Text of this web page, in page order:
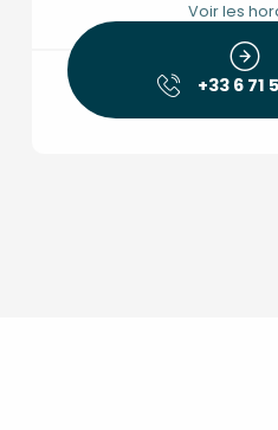
Voir les
+33 6 71